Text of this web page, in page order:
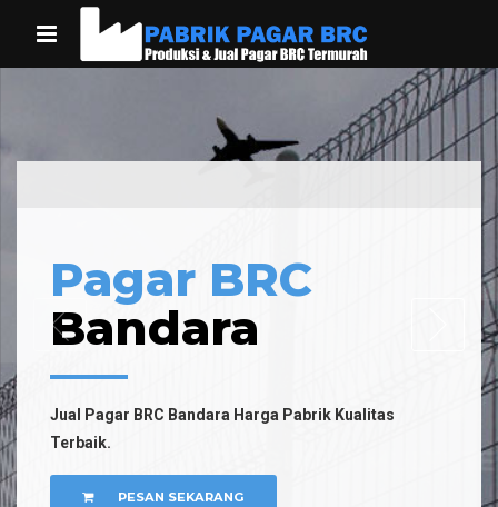
Pagar BRC
Bandara
Jual Pagar BRC Bandara Harga Pabrik Kualitas
Terbaik.
PESAN SEKARANG